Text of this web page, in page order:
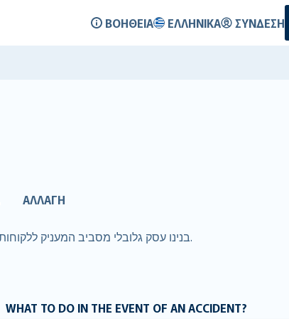
ΒΟΉΘΕΙΑ ΕΛΛΗΝΙΚΆ ΣΎΝΔΕΣΗ
ΑΛΛΑΓΉ
אז אתם שוכרים רכב ב- Τόνγκα. ב-RentalCover.com, בנינו עסק גלובלי מסביב המעניק ללקוחות כיסוי טוב יותר במחיר טוב יותר.
WHAT TO DO IN THE EVENT OF AN ACCIDENT?